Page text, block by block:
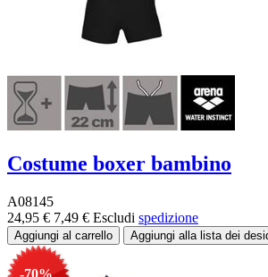
Costume boxer bambino
A08145
24,95 € 7,49 € Escludi spedizione